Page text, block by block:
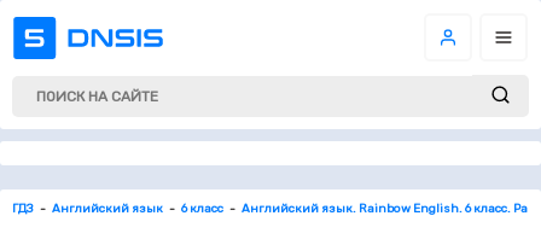
ГДЗ Английский язык 6 класс Английский язык. Rainbow English. 6 класс.